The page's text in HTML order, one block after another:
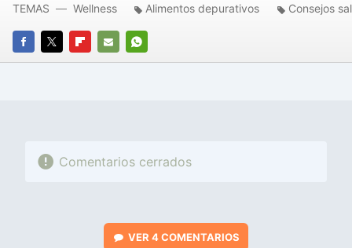
FACEBOOK
TWITTERFLIPBOARD
E-
WHATSAPP
TEMAS Wellness Alimentos depurativos Consejos
Comentarios cerrados
VER 4 COMENTARIOS